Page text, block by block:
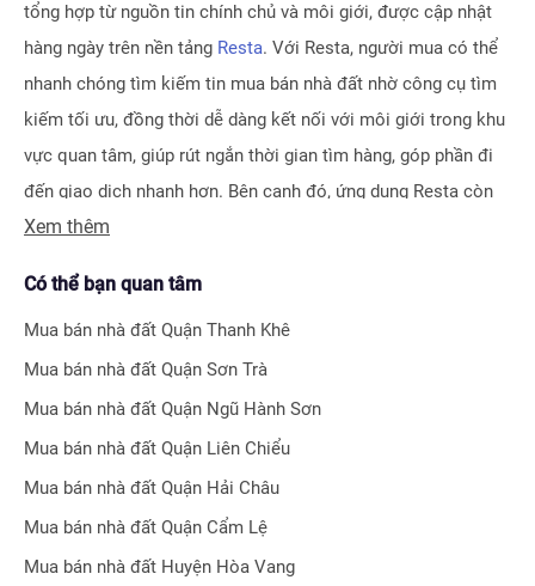
tổng hợp từ nguồn tin chính chủ và môi giới, được cập nhật
hàng ngày trên nền tảng Resta. Với Resta, người mua có thể
nhanh chóng tìm kiếm tin mua bán nhà đất nhờ công cụ tìm
kiếm tối ưu, đồng thời dễ dàng kết nối với môi giới trong khu
vực quan tâm, giúp rút ngắn thời gian tìm hàng, góp phần đi
đến giao dịch nhanh hơn. Bên cạnh đó, ứng dụng Resta còn
cung cấp công cụ Đăng tin vô cùng tiện ích, giúp người bán
thống tính điểm thông minh.
phát triển nhiều công cụ hỗ trợ tối ưu cho các nhà đầu tư bất
động sản chuyên nghiệp nhưTra cứu quy hoạch toàn quốc
miễn phí, Bộ lọc địa phương 360hay
Với nhiều công cụ tiện ích mà nền tảng mang lại, chúng tôi
tin rằngRestasẽ trở thành trợ thủ đắc lực cho nhà đầu tư
trong quá trình tìm kiếm và đầu tư bất động sản.
Xem thêm
Có thể bạn quan tâm
Mua bán nhà đất Quận Thanh Khê
Mua bán nhà đất Quận Sơn Trà
Mua bán nhà đất Quận Ngũ Hành Sơn
Mua bán nhà đất Quận Liên Chiểu
Mua bán nhà đất Quận Hải Châu
Mua bán nhà đất Quận Cẩm Lệ
Mua bán nhà đất Huyện Hòa Vang